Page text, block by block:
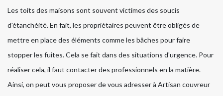
Les toits des maisons sont souvent victimes des soucis
d'étanchéité. En fait, les propriétaires peuvent être obligés de
mettre en place des éléments comme les bâches pour faire
stopper les fuites. Cela se fait dans des situations d'urgence. Pour
réaliser cela, il faut contacter des professionnels en la matière.
Ainsi, on peut vous proposer de vous adresser à Artisan couvreur